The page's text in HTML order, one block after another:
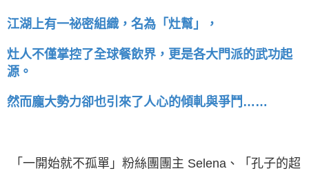
江湖上有一祕密組織，名為「灶幫」，
灶人不僅掌控了全球餐飲界，更是各大門派的武功起
源。
然而龐大勢力卻也引來了人心的傾軋與爭鬥……
「一開始就不孤單」粉絲團團主 Selena、「孔子的超